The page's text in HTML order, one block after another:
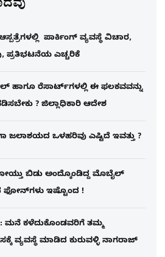
ಪಾರ್ಕಿಂಗ್​ ವ್ಯವಸ್ಥೆ ವಿಚಾರ,
ಪ್ರತಿಭಟನೆಯ ಎಚ್ಚರಿಕೆ
ಹಾಗೂ ರೆಸಾರ್ಟ್‌ಗಳಲ್ಲಿ ಈ ಫಲಕವವನ್ನು
? ಜಿಲ್ಲಾಧಿಕಾರಿ ಆದೇಶ
ಜಲಾಶಯದ ಒಳಹರಿವು ಎಷ್ಟಿದೆ ಇವತ್ತು ?
ಬಿಡು ಅಂದ್ಕೊಂಡಿದ್ದ ಮೊಬೈಲ್​
ಫೋನ್​ಗಳು​ ಇಷ್ಟೊಂದ !
: ಮನೆ ಕಳೆದುಕೊಂಡವರಿಗೆ ತಮ್ಮ
ವ್ಯವಸ್ಥೆ ಮಾಡಿದ ಕುರುವಳ್ಳಿ ನಾಗರಾಜ್​​